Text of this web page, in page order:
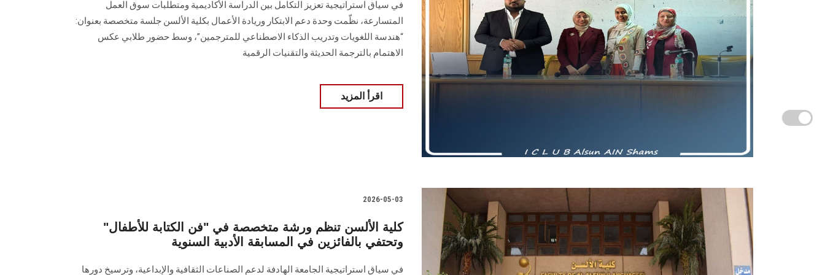
في سياق استراتيجية تعزيز التكامل بين الدراسة الأكاديمية ومتطلبات سوق العمل
المتسارعة، نظّمت وحدة دعم الابتكار وريادة الأعمال بكلية الألسن جلسة متخصصة بعنوان:
“هندسة اللغويات وتدريب الذكاء الاصطناعي للمترجمين”، وسط حضور طلابي عكس
الاهتمام بالترجمة الحديثة والتقنيات الرقمية
اقرأ المزيد
2026-05-03
كلية الألسن تنظم ورشة متخصصة في "فن الكتابة للأطفال"
وتحتفي بالفائزين في المسابقة الأدبية السنوية
في سياق استراتيجية الجامعة الهادفة لدعم الصناعات الثقافية والإبداعية، وترسيخ دورها